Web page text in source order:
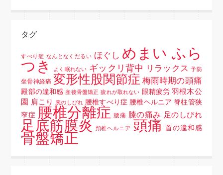
タグ
すべり症 なんとなくだるい ほぐし めまい ふら
つき
よく眠れない ギックリ背中 リラックス 予防
坐骨神経痛 変形性股関節症 梅雨時期の頭痛
殿部の違和感 産後骨盤矯正 疲れが取れない 眼精疲労 羽根木公
園 肩こり 腕のしびれ 腰椎すべり症 腰椎ヘルニア 脊柱管狭
窄症 腰椎分離症 腰痛 膝の痛み 足のしびれ
足底筋膜炎 頚椎ヘルニア 頭痛 首の違和感
骨盤矯正